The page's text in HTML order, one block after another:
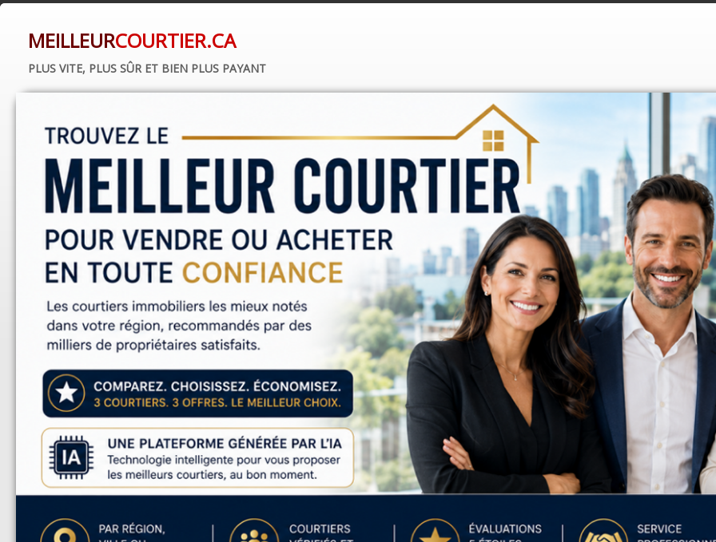
MEILLEURCOURTIER.CA
PLUS VITE, PLUS SÛR ET BIEN PLUS PAYANT